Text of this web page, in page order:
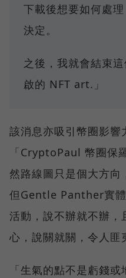
下載後想要如何處
決定。
之後，我就會結束
啟的 NFT art.」
該消息亦吸引幣圈影響
「CryptoPaul 幣圈保
然路線圖只是個大方向
但Gentle Panther實
活動，說不辦就不辦
心，說關就關，令人匪
「生氣的點不是虧錢